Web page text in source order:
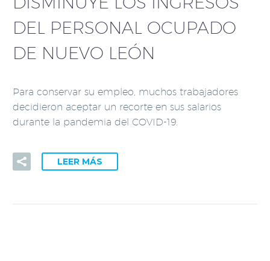
DEL PERSONAL OCUPADO
DE NUEVO LEÓN
Para conservar su empleo, muchos trabajadores
decidieron aceptar un recorte en sus salarios
durante la pandemia del COVID-19.
LEER MÁS